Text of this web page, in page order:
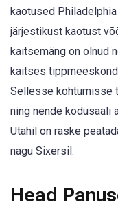
kaotused
järjestikust kaotust
kaitsemäng on olnud
kaitses
Sellesse kohtumisse
ning nende kodusaali
Utahil on raske
nagu Sixersil.
Head